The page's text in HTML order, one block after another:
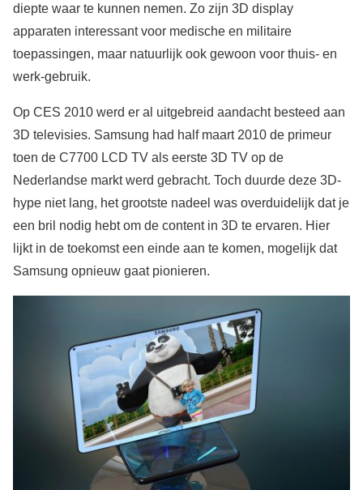
diepte waar te kunnen nemen. Zo zijn 3D display
apparaten interessant voor medische en militaire
toepassingen, maar natuurlijk ook gewoon voor thuis- en
werk-gebruik.
Op CES 2010 werd er al uitgebreid aandacht besteed aan
3D televisies. Samsung had half maart 2010 de primeur
toen de C7700 LCD TV als eerste 3D TV op de
Nederlandse markt werd gebracht. Toch duurde deze 3D-
hype niet lang, het grootste nadeel was overduidelijk dat je
een bril nodig hebt om de content in 3D te ervaren. Hier
lijkt in de toekomst een einde aan te komen, mogelijk dat
Samsung opnieuw gaat pionieren.